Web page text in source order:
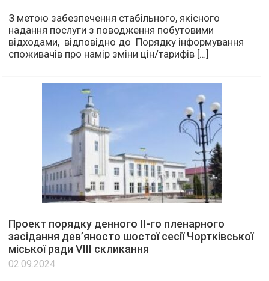
З метою забезпечення стабільного, якісного
надання послуги з поводження побутовими
відходами, відповідно до Порядку інформування
споживачів про намір зміни цін/тарифів […]
Проект порядку денного ІІ-го пленарного
засідання дев’яносто шостої сесії Чортківської
міської ради VІІІ скликання
02.09.2024